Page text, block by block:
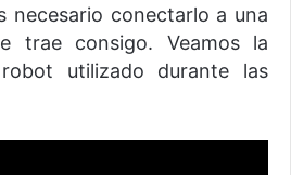
necesario conectarlo a una
trae consigo. Veamos la
utilizado durante las